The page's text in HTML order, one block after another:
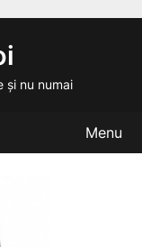
și nu numai
Menu